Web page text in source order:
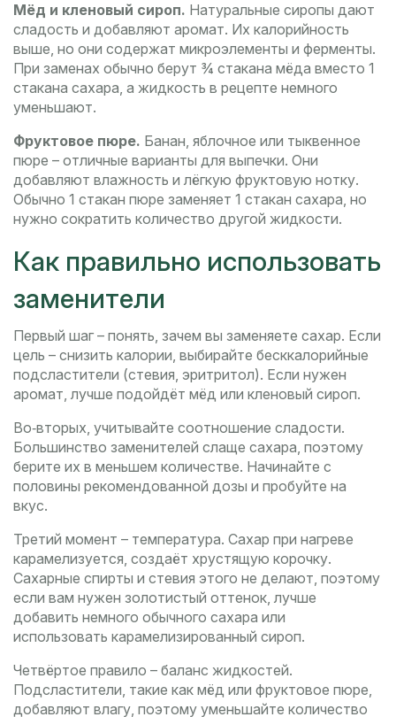
Мёд и кленовый сироп. Натуральные сиропы дают
сладость и добавляют аромат. Их калорийность
выше, но они содержат микроэлементы и ферменты.
При заменах обычно берут ¾ стакана мёда вместо 1
стакана сахара, а жидкость в рецепте немного
уменьшают.
Фруктовое пюре. Банан, яблочное или тыквенное
пюре – отличные варианты для выпечки. Они
добавляют влажность и лёгкую фруктовую нотку.
Обычно 1 стакан пюре заменяет 1 стакан сахара, но
нужно сократить количество другой жидкости.
Как правильно использовать
заменители
Первый шаг – понять, зачем вы заменяете сахар. Если
цель – снизить калории, выбирайте бесккалорийные
подсластители (стевия, эритритол). Если нужен
аромат, лучше подойдёт мёд или кленовый сироп.
Во‑вторых, учитывайте соотношение сладости.
Большинство заменителей слаще сахара, поэтому
берите их в меньшем количестве. Начинайте с
половины рекомендованной дозы и пробуйте на
вкус.
Третий момент – температура. Сахар при нагреве
карамелизуется, создаёт хрустящую корочку.
Сахарные спирты и стевия этого не делают, поэтому
если вам нужен золотистый оттенок, лучше
добавить немного обычного сахара или
использовать карамелизированный сироп.
Четвёртое правило – баланс жидкостей.
Подсластители, такие как мёд или фруктовое пюре,
добавляют влагу, поэтому уменьшайте количество